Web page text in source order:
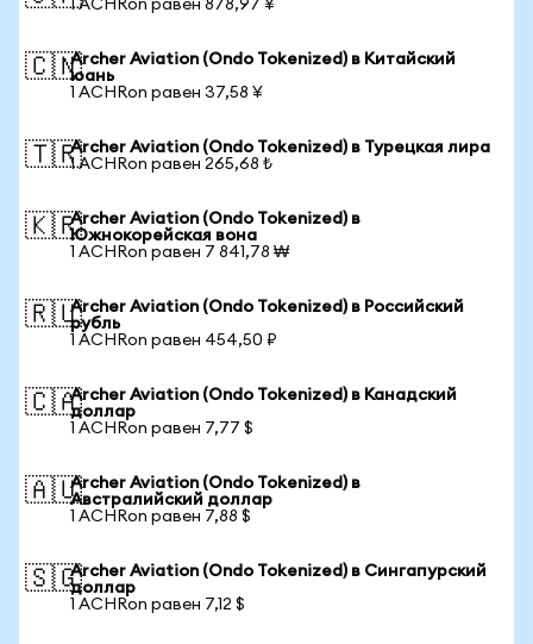
1 ACHRon равен 878,97 ¥
🇨🇳Archer Aviation (Ondo Tokenized) в Китайский
юань
1 ACHRon равен 37,58 ¥
🇹🇷Archer Aviation (Ondo Tokenized) в Турецкая лира
1 ACHRon равен 265,68 ₺
🇰🇷Archer Aviation (Ondo Tokenized) в
Южнокорейская вона
1 ACHRon равен 7 841,78 ₩
🇷🇺Archer Aviation (Ondo Tokenized) в Российский
рубль
1 ACHRon равен 454,50 ₽
🇨🇦Archer Aviation (Ondo Tokenized) в Канадский
доллар
1 ACHRon равен 7,77 $
🇦🇺Archer Aviation (Ondo Tokenized) в
Австралийский доллар
1 ACHRon равен 7,88 $
🇸🇬Archer Aviation (Ondo Tokenized) в Сингапурский
доллар
1 ACHRon равен 7,12 $